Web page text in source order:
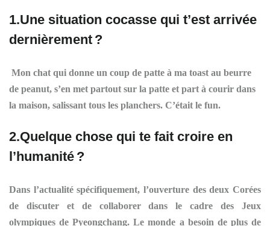
1.Une situation cocasse qui t’est arrivée
dernièrement ?
Mon chat qui donne un coup de patte à ma toast au beurre
de peanut, s’en met partout sur la patte et part à courir dans
la maison, salissant tous les planchers. C’était le fun.
2.Quelque chose qui te fait croire en
l’humanité ?
Dans l’actualité spécifiquement, l’ouverture des deux Corées
de discuter et de collaborer dans le cadre des Jeux
olympiques de Pyeongchang. Le monde a besoin de plus de